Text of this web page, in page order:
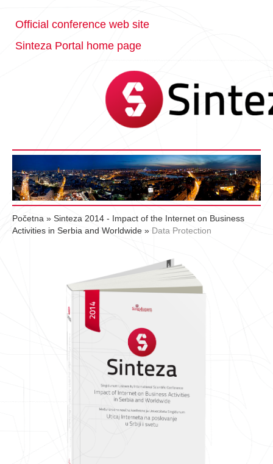
Official conference web site
Sinteza Portal home page
Početna » Sinteza 2014 - Impact of the Internet on Business
Activities in Serbia and Worldwide » Data Protection